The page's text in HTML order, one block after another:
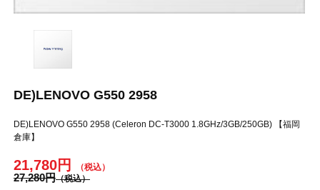
DE)LENOVO G550 2958
DE)LENOVO G550 2958 (Celeron DC-T3000 1.8GHz/3GB/250GB) 【福岡
倉庫】
21,780円
27,280円